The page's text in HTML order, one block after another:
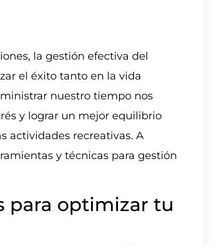
la gestión efectiva del
el éxito tanto en la vida
nuestro tiempo nos
y lograr un mejor equilibrio
actividades recreativas. A
y técnicas para gestión
para optimizar tu